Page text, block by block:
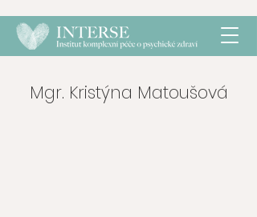
Mgr. Kristýna Matoušová